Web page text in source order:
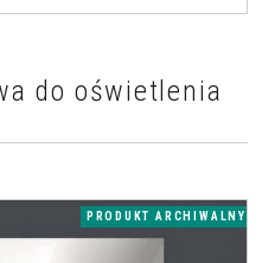
do oświetlenia
PRODUKT ARCHIWALNY